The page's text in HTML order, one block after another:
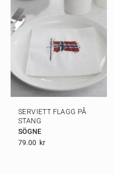
SERVIETT FLAGG PÅ
STANG
SÖGNE
79.00 Kr